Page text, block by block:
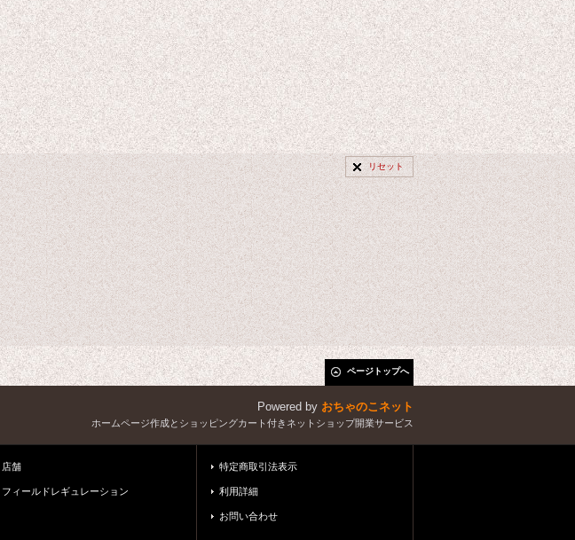
リセット
ページトップへ
Powered by おちゃのこネット
ホームページ作成とショッピングカート付きネットショップ開業サービス
店舗
フィールドレギュレーション
特定商取引法表示
利用詳細
お問い合わせ